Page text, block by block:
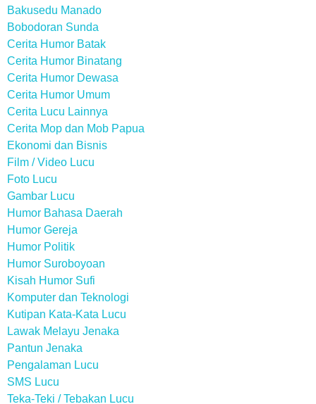
Bakusedu Manado
Bobodoran Sunda
Cerita Humor Batak
Cerita Humor Binatang
Cerita Humor Dewasa
Cerita Humor Umum
Cerita Lucu Lainnya
Cerita Mop dan Mob Papua
Ekonomi dan Bisnis
Film / Video Lucu
Foto Lucu
Gambar Lucu
Humor Bahasa Daerah
Humor Gereja
Humor Politik
Humor Suroboyoan
Kisah Humor Sufi
Komputer dan Teknologi
Kutipan Kata-Kata Lucu
Lawak Melayu Jenaka
Pantun Jenaka
Pengalaman Lucu
SMS Lucu
Teka-Teki / Tebakan Lucu